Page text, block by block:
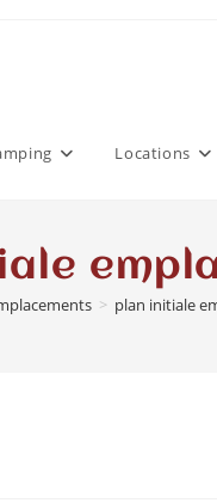
Locations
> plan initiale